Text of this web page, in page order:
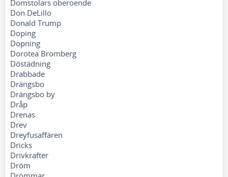
Domstolars oberoende
Don DeLillo
Donald Trump
Doping
Dopning
Dorotea Bromberg
Döstädning
Drabbade
Drängsbo
Drängsbo by
Dråp
Drenas
Drev
Dreyfusaffären
Dricks
Drivkrafter
Dröm